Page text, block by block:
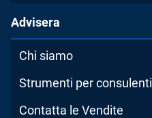
Advisera
Chi siamo
Strumenti per consulenti
Contatta le Vendite